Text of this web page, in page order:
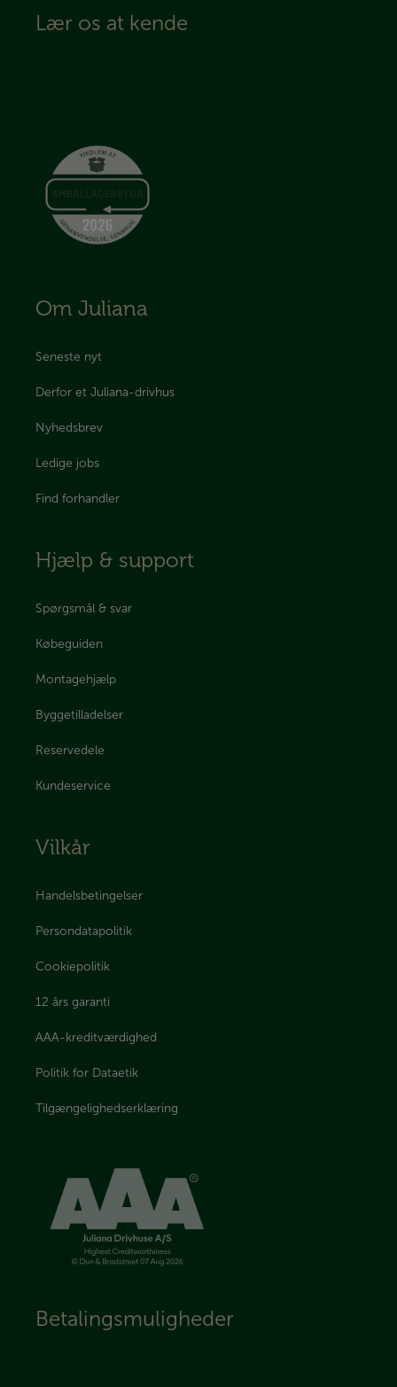
Lær os at kende
Om Juliana
Seneste nyt
Derfor et Juliana-drivhus
Nyhedsbrev
Ledige jobs
Find forhandler
Hjælp & support
Spørgsmål & svar
Købeguiden
Montagehjælp
Byggetilladelser
Reservedele
Kundeservice
Vilkår
Handelsbetingelser
Persondatapolitik
Cookiepolitik
12 års garanti
AAA-kreditværdighed
Politik for Dataetik
Tilgængelighedserklæring
Betalingsmuligheder